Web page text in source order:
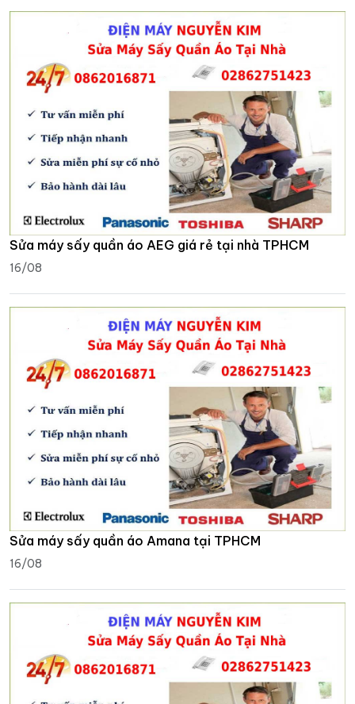
Sửa máy sấy quần áo AEG giá rẻ tại nhà TPHCM
16/08
Sửa máy sấy quần áo Amana tại TPHCM
16/08